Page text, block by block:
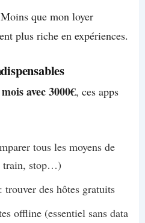
que mon loyer
plus riche en expériences.
avec 3000€, ces apps
tous les moyens de
train, stop…)
trouver des hôtes gratuits
offline (essentiel sans data